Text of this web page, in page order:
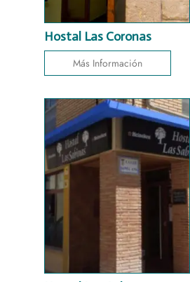
Hostal Las Coronas
Más Información